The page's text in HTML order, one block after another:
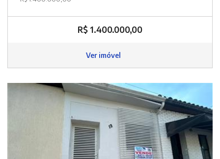
R$ 1.400.000,00
Ver imóvel